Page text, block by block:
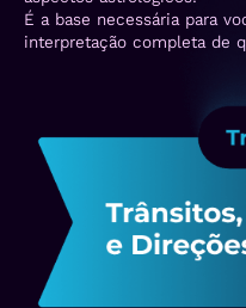
É a base necessária para
interpretação completa de